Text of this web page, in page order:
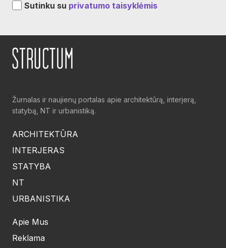
Sutinku su privatumo taisyklėmis
Žurnalas ir naujienų portalas apie architektūrą, interjerą,
statybą, NT ir urbanistiką.
ARCHITEKTŪRA
INTERJERAS
STATYBA
NT
URBANISTIKA
Apie Mus
Reklama